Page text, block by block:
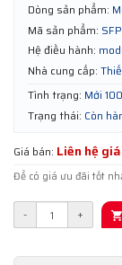
Dòng sản phẩm:
Mã sản phẩm:
Hệ điều hành:
Nhà cung cấp:
Tình trạng: Mới
Trạng thái: Còn
Giá bán: Liên hệ
Để có giá ưu đãi tốt
- +